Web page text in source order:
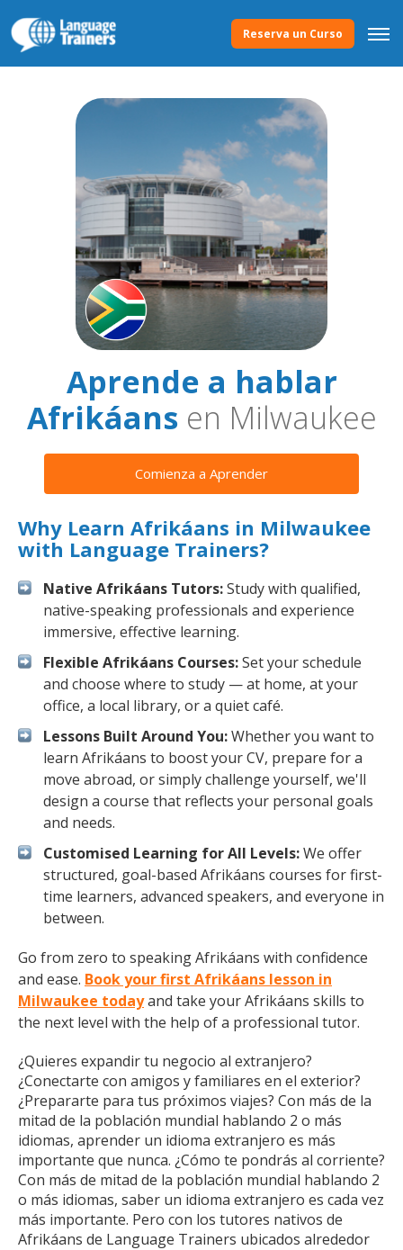
Reserva un Curso
Aprende a hablar
Afrikáansen Milwaukee
Comienza a Aprender
Why Learn Afrikáans in Milwaukee
with Language Trainers?
Native Afrikáans Tutors:Study with qualified,
native-speaking professionals and experience
immersive, effective learning.
Flexible Afrikáans Courses:Set your schedule
and choose where to study — at home, at your
office, a local library, or a quiet café.
Lessons Built Around You:Whether you want to
learn Afrikáans to boost your CV, prepare for a
move abroad, or simply challenge yourself, we'll
design a course that reflects your personal goals
and needs.
Customised Learning for All Levels:We offer
structured, goal-based Afrikáans courses for first-
time learners, advanced speakers, and everyone in
between.
Go from zero to speaking Afrikáans with confidence
and ease. Book your first Afrikáans lesson in
Milwaukee todayand take your Afrikáans skills to
the next level with the help of a professional tutor.
¿Quieres expandir tu negocio al extranjero?
¿Conectarte con amigos y familiares en el exterior?
¿Prepararte para tus próximos viajes? Con más de la
mitad de la población mundial hablando 2 o más
idiomas, aprender un idioma extranjero es más
importante que nunca. ¿Cómo te pondrás al corriente?
Con más de mitad de la población mundial hablando 2
o más idiomas, saber un idioma extranjero es cada vez
más importante. Pero con los tutores nativos de
Afrikáans de Language Trainers ubicados alrededor